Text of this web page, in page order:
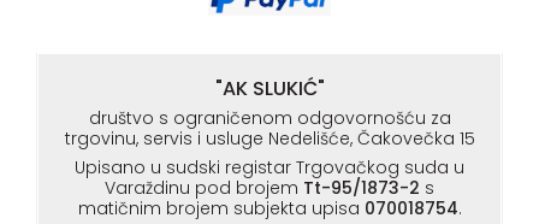
"AK SLUKIĆ"
društvo s ograničenom odgovornošću za
trgovinu, servis i usluge Nedelišće, Čakovečka 15
Upisano u sudski registar Trgovačkog suda u
Varaždinu pod brojem Tt-95/1873-2 s
matičnim brojem subjekta upisa 070018754.